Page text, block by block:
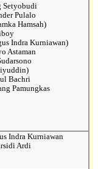
Setyobudi
Pulalo
Hamsah)
Indra Kurniawan)
Astaman
Bachri
Pamungkas
Indra Kurniawan
Ardi